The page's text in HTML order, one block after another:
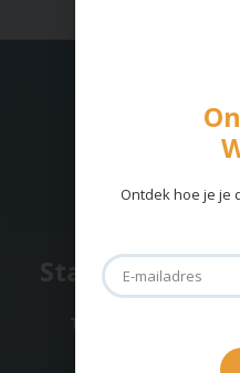
Start vandaag
Tijdens ons
casebesprekingen
Ontdek hoe je je